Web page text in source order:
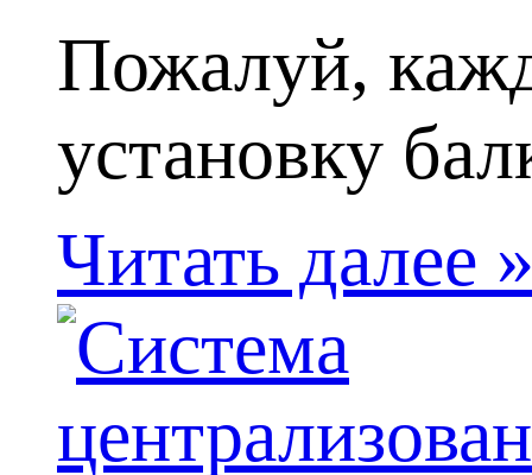
Пожалуй,
установку
Читать далее